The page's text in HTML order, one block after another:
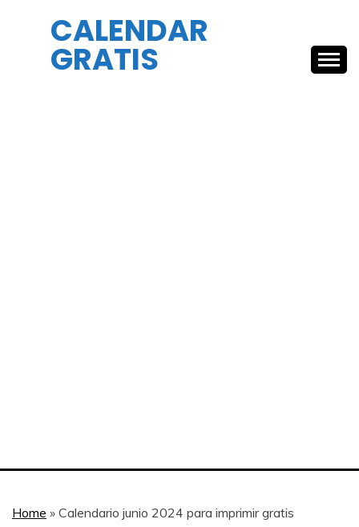
CALENDAR
GRATIS
Home » Calendario junio 2024 para imprimir gratis